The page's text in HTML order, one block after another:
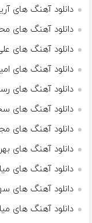
دانلود آهنگ های
دانلود آهنگ های
دانلود آهنگ های
دانلود آهنگ های
دانلود آهنگ های
دانلود آهنگ های
دانلود آهنگ های
دانلود آهنگ های
دانلود آهنگ های
دانلود آهنگ های
دانلود آهنگ های